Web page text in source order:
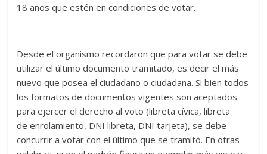
18 años que estén en condiciones de votar.
Desde el organismo recordaron que para votar se debe
utilizar el último documento tramitado, es decir el más
nuevo que posea el ciudadano o ciudadana. Si bien todos
los formatos de documentos vigentes son aceptados
para ejercer el derecho al voto (libreta cívica, libreta
de enrolamiento, DNI libreta, DNI tarjeta), se debe
concurrir a votar con el último que se tramitó. En otras